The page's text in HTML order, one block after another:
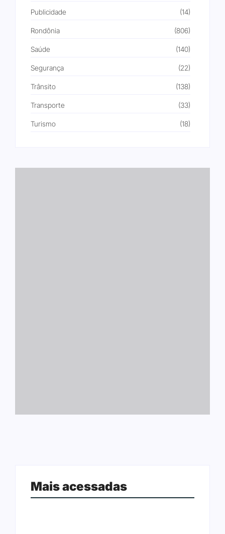
Publicidade (14)
Rondônia (806)
Saúde (140)
Segurança (22)
Trânsito (138)
Transporte (33)
Turismo (18)
Mais acessadas